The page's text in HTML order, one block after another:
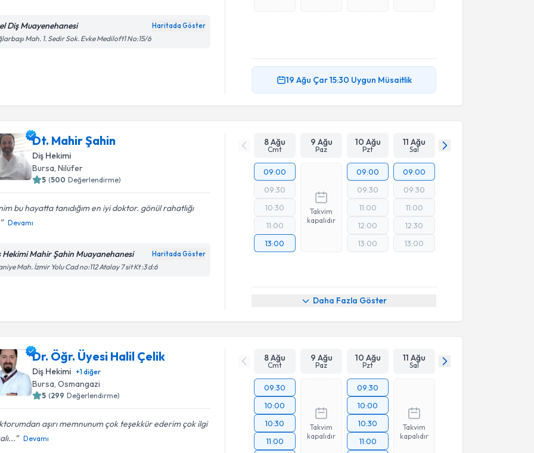
Diş Muayenehanesi Haritada Göster
Mah. 1. Sedir Sok. Evke Mediloft1 No:15/6
19 Ağu Çar15:30 Uygun Müsaitlik
Dt. Mahir Şahin
Diş Hekimi
Bursa, Nilüfer
5 (500 Değerlendirme)
bu hayatta tanıdığım en iyi doktor. gönül rahatlığı
Devamı
Hekimi Mahir Şahin Muayanehanesi Haritada Göster
Mah. İzmir Yolu Cad no:112 Atalay 7 sit Kt :3 d:6
8 Ağu
Cmt
9 Ağu
Paz
10 Ağu
Pzt
11 Ağu
Sal
09:00
09:30
10:30
11:00
13:00
Takvim
kapalıdır
09:00
09:30
11:00
12:00
13:00
09:00
09:30
11:00
12:30
13:00
Daha Fazla Göster
Dr. Öğr. Üyesi Halil Çelik
Diş Hekimi +1diğer
Bursa , Osmangazi
5 (299 Değerlendirme)
aşırı memnunum çok teşekkür ederim çok ilgi
Devamı
8 Ağu
Cmt
9 Ağu
Paz
10 Ağu
Pzt
11 Ağu
Sal
09:30
10:00
10:30
11:00
Takvim
kapalıdır
09:30
10:00
10:30
11:00
Takvim
kapalıdır